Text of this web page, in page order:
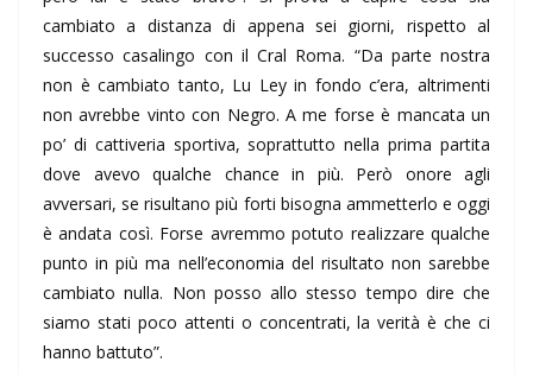
cambiato a distanza di appena sei giorni, rispetto al
successo casalingo con il Cral Roma. “Da parte nostra
non è cambiato tanto, Lu Ley in fondo c’era, altrimenti
non avrebbe vinto con Negro. A me forse è mancata un
po’ di cattiveria sportiva, soprattutto nella prima partita
dove avevo qualche chance in più. Però onore agli
avversari, se risultano più forti bisogna ammetterlo e oggi
è andata così. Forse avremmo potuto realizzare qualche
punto in più ma nell’economia del risultato non sarebbe
cambiato nulla. Non posso allo stesso tempo dire che
siamo stati poco attenti o concentrati, la verità è che ci
hanno battuto”.